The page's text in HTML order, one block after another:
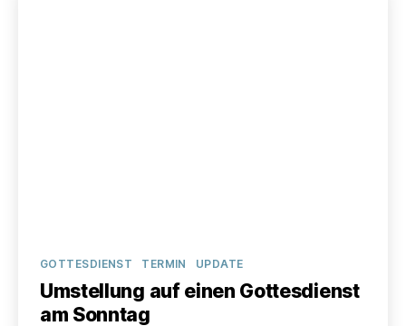
Kategorien
GOTTESDIENST TERMIN UPDATE
Umstellung auf einen Gottesdienst
am Sonntag